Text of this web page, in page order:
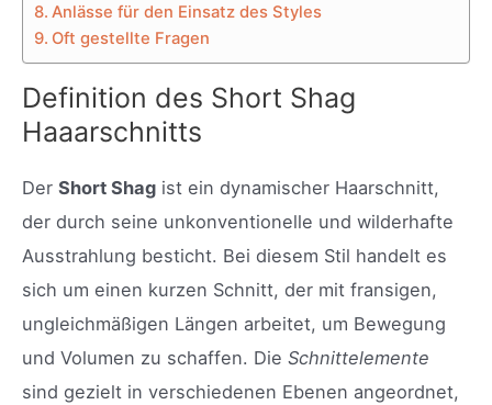
Anlässe für den Einsatz des Styles
Oft gestellte Fragen
Definition des Short Shag
Haaarschnitts
Der Short Shag ist ein dynamischer Haarschnitt,
der durch seine unkonventionelle und wilderhafte
Ausstrahlung besticht. Bei diesem Stil handelt es
sich um einen kurzen Schnitt, der mit fransigen,
ungleichmäßigen Längen arbeitet, um Bewegung
und Volumen zu schaffen. Die Schnittelemente
sind gezielt in verschiedenen Ebenen angeordnet,